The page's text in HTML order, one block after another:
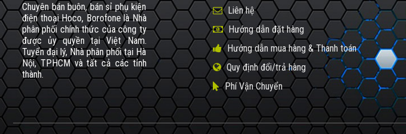
Chuyên bán buôn, bán sỉ phụ kiện
điện thoại Hoco, Borofone là Nhà
phân phối chính thức của công ty
được ủy quyền tại Việt Nam.
Tuyển đại lý, Nhà phân phối tại Hà
Nội, TPHCM và tất cả các tỉnh
thành.
Liên hệ
Hướng dẫn đặt hàng
Hướng dẫn mua hàng & Thanh toán
Quy định đổi/trả hàng
Phí Vận Chuyển